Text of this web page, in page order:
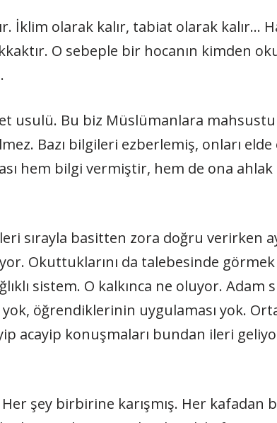
İklim olarak kalır, tabiat olarak kalır…
O sebeple bir hocanın kimden
usulü. Bu biz Müslümanlara
Bazı bilgileri ezberlemiş, onları
hem bilgi vermiştir, hem de ona ahlak
sırayla basitten zora doğru verirken
Okuttuklarını da talebesinde
sistem. O kalkınca ne oluyor.
öğrendiklerinin uygulaması yok.
acayip konuşmaları bundan ileri
şey birbirine karışmış. Her kafadan